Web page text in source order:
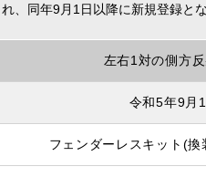
、同年9月1日以降に新規登録と
左右1対の側方
令和5年9月
フェンダーレスキット(